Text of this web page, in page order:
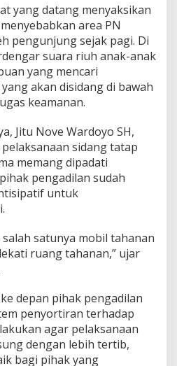
t
a
h
u
n
T
e
r
k
h
i
r
,
P
u
r
a
y
a
k
e
m
b
yang datang menyaksikan
area PN
pengunjung sejak pagi. Di
suara riuh anak-anak
yang mencari
akan disidang di bawah
keamanan.
Jitu Nove Wardoyo SH,
sidang tatap
memang dipadati
pengadilan sudah
untuk
satunya mobil tahanan
ruang tahanan,” ujar
depan pihak pengadilan
penyortiran terhadap
agar pelaksanaan
dengan lebih tertib,
bagi pihak yang